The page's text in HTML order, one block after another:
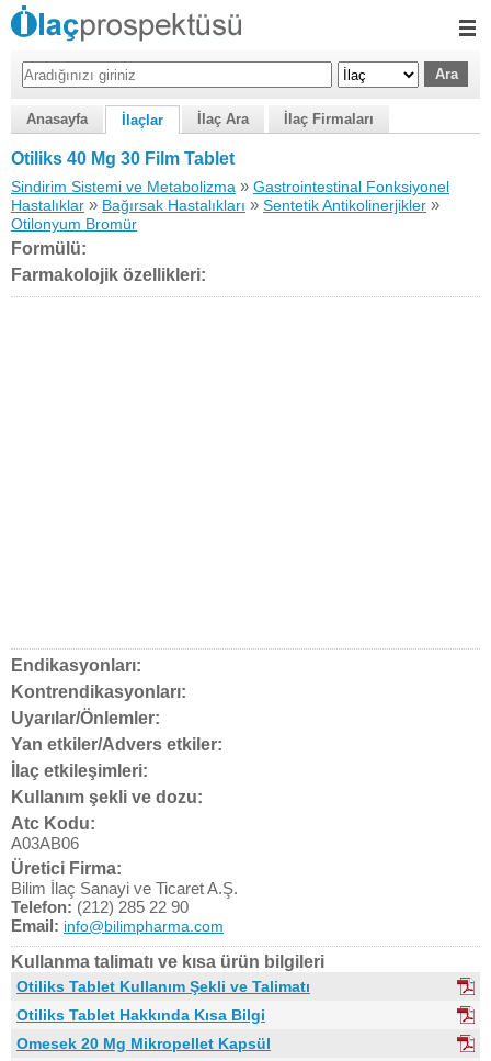
Anasayfa İlaçlar İlaç Ara İlaç Firmaları
Otiliks 40 Mg 30 Film Tablet
Sindirim Sistemi ve Metabolizma » Gastrointestinal Fonksiyonel
Hastalıklar » Bağırsak Hastalıkları » Sentetik Antikolinerjikler »
Otilonyum Bromür
Formülü:
Farmakolojik özellikleri:
Endikasyonları:
Kontrendikasyonları:
Uyarılar/Önlemler:
Yan etkiler/Advers etkiler:
İlaç etkileşimleri:
Kullanım şekli ve dozu:
Atc Kodu:
A03AB06
Üretici Firma:
Bilim İlaç Sanayi ve Ticaret A.Ş.
Telefon: (212) 285 22 90
Email: info@bilimpharma.com
Kullanma talimatı ve kısa ürün bilgileri
Otiliks Tablet Kullanım Şekli ve Talimatı
Otiliks Tablet Hakkında Kısa Bilgi
Omesek 20 Mg Mikropellet Kapsül